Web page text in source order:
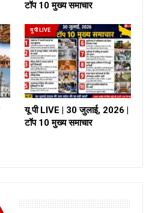
टॉप 10 मुख्य समाचार
यू पी LIVE
यू पी LIVE | 30 जुलाई, 2026 |
टॉप 10 मुख्य समाचार